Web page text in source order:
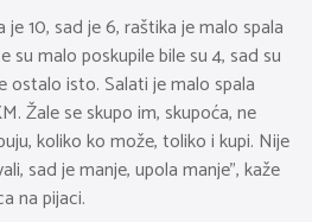
je 10, sad je 6, raštika je malo spala
su malo poskupile bile su 4, sad su
ostalo isto. Salati je malo spala
Žale se skupo im, skupoća, ne
koliko ko može, toliko i kupi. Nije
sad je manje, upola manje”, kaže
na pijaci.